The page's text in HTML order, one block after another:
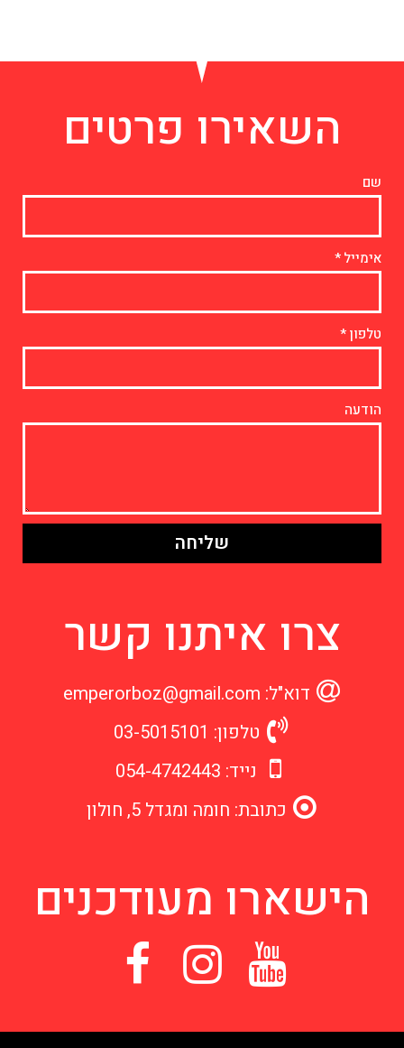
השאירו פרטים
שם
אימייל
טלפון
הודעה
שליחה
צרו איתנו קשר
דוא"ל: emperorboz@gmail.com
טלפון: 03-5015101
נייד: 054-4742443
כתובת: חומה ומגדל 5, חולון
הישארו מעודכנים